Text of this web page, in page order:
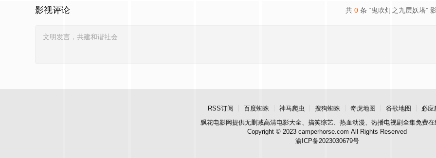
共 0 条 “鬼吹灯之九层妖塔”
影视评论
RSS订阅 百度蜘蛛 神马爬虫 搜狗蜘蛛 奇虎地图 谷歌地图
必应
飘花电影网提供无删减高清电影大全、搞笑综艺、热血动漫、热播电视剧全集免费在
Copyright © 2023 camperhorse.com All Rights Reserved
渝ICP备2023030679号